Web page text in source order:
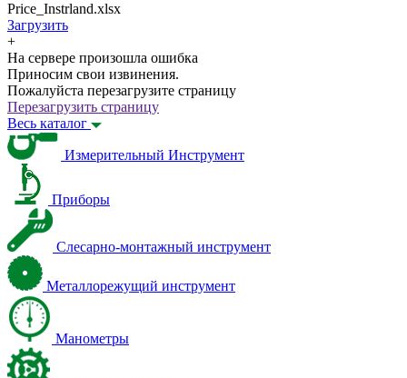
Price_Instrland.xlsx
Загрузить
+
На сервере произошла ошибка
Приносим свои извинения.
Пожалуйста перезагрузите страницу
Перезагрузить страницу
Весь каталог
Измерительный Инструмент
Приборы
Слесарно-монтажный инструмент
Металлорежущий инструмент
Манометры